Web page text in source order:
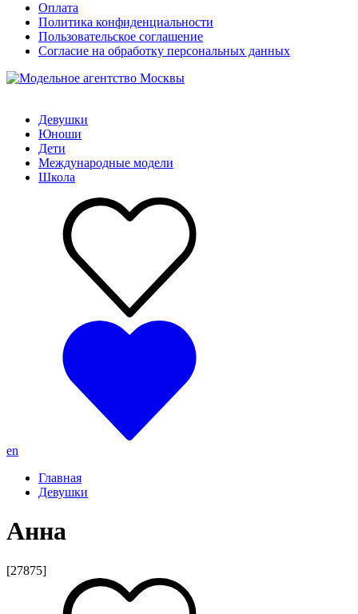
Оплата
Политика конфиденциальности
Пользовательское соглашение
Согласие на обработку персональных данных
Девушки
Юноши
Дети
Международные модели
Школа
en
Главная
Девушки
Анна
[27875]